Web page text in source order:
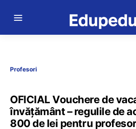
Profesori
OFICIAL Vouchere de
învățământ – regulile de
800 de lei pentru